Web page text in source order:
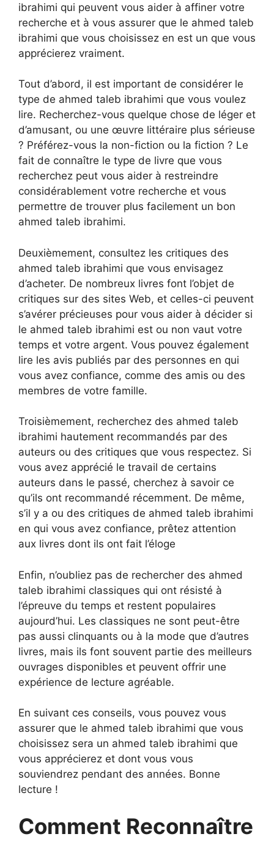
ibrahimi qui peuvent vous aider à affiner votre
recherche et à vous assurer que le ahmed taleb
ibrahimi que vous choisissez en est un que vous
apprécierez vraiment.
Tout d’abord, il est important de considérer le
type de ahmed taleb ibrahimi que vous voulez
lire. Recherchez-vous quelque chose de léger et
d’amusant, ou une œuvre littéraire plus sérieuse
? Préférez-vous la non-fiction ou la fiction ? Le
fait de connaître le type de livre que vous
recherchez peut vous aider à restreindre
considérablement votre recherche et vous
permettre de trouver plus facilement un bon
ahmed taleb ibrahimi.
Deuxièmement, consultez les critiques des
ahmed taleb ibrahimi que vous envisagez
d’acheter. De nombreux livres font l’objet de
critiques sur des sites Web, et celles-ci peuvent
s’avérer précieuses pour vous aider à décider si
le ahmed taleb ibrahimi est ou non vaut votre
temps et votre argent. Vous pouvez également
lire les avis publiés par des personnes en qui
vous avez confiance, comme des amis ou des
membres de votre famille.
Troisièmement, recherchez des ahmed taleb
ibrahimi hautement recommandés par des
auteurs ou des critiques que vous respectez. Si
vous avez apprécié le travail de certains
auteurs dans le passé, cherchez à savoir ce
qu’ils ont recommandé récemment. De même,
s’il y a ou des critiques de ahmed taleb ibrahimi
en qui vous avez confiance, prêtez attention
aux livres dont ils ont fait l’éloge
Enfin, n’oubliez pas de rechercher des ahmed
taleb ibrahimi classiques qui ont résisté à
l’épreuve du temps et restent populaires
aujourd’hui. Les classiques ne sont peut-être
pas aussi clinquants ou à la mode que d’autres
livres, mais ils font souvent partie des meilleurs
ouvrages disponibles et peuvent offrir une
expérience de lecture agréable.
En suivant ces conseils, vous pouvez vous
assurer que le ahmed taleb ibrahimi que vous
choisissez sera un ahmed taleb ibrahimi que
vous apprécierez et dont vous vous
souviendrez pendant des années. Bonne
lecture !
Comment Reconnaître